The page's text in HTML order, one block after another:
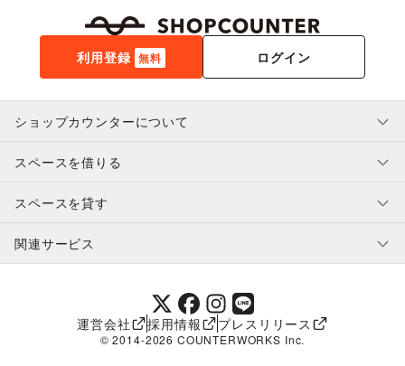
利用登録 無料 ログイン
ショップカウンターについて
利用規約・ガイドライン
特定商取引法に基づく表示
補償プログラム
スペースを借りる
スペースを借りたい人へ
ユーザー利用規約
提携パートナー
スペースを貸す
スペースを貸したい方へ
オーナー利用規約
関連サービス
SHOPCOUNTER MAGAZINE
ショップカウンターエンタープライズ
ショップカウンター常設
運営会社 採用情報 プレスリリース
© 2014-2026 COUNTERWORKS Inc.